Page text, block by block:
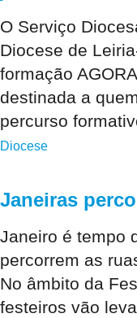
O Serviço
Diocese de
formação
destinada a
percurso
Diocese
Janeiras
Janeiro é tempo
percorrem as
No âmbito da
festeiros vão